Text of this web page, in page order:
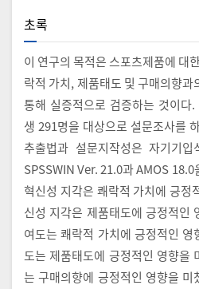
초록
이 연구의 목적은 스포츠제품에 대
락적 가치, 제품태도 및 구매의향
통해 실증적으로 검증하는 것이다
생 291명을 대상으로 설문조사를
추출법과 설문지작성은 자기기
SPSSWIN Ver. 21.0과 AMOS
혁신성 지각은 쾌락적 가치에 긍정
신성 지각은 제품태도에 긍정적인
여도는 쾌락적 가치에 긍정적인
도는 제품태도에 긍정적인 영향을
는 구매의향에 긍정적인 영향을